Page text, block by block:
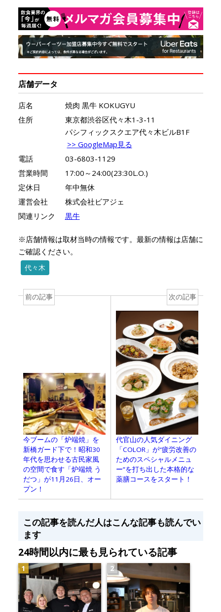
店舗データ
店名
焼肉 黒牛 KOKUGYU
住所
東京都渋谷区代々木1-3-11
パシフィックスクエア代々木ビルB1F
>> GoogleMap見る
電話
03-6803-1129
営業時間
17:00～24:00(23:30L.O.)
定休日
年中無休
運営会社
株式会社ビアジェ
関連リンク
黒牛
※店舗情報は取材当時の情報です。最新の情報は店舗に
ご確認ください。
代々木
前の記事
今ブームの「炉端焼」を
新橋ガード下で！昭和30
年代を思わせる古民家風
の空間で食す「炉端焼 う
だつ」が11月26日、オー
プン！
次の記事
代官山の人気ダイニング
「COLOR」が“疲労改善の
ためのスペシャルメニュ
ー”を打ち出した本格的な
薬膳コースをスタート！
この記事を読んだ人はこんな記事も読んでい
ます
24時間以内に最も見られている記事